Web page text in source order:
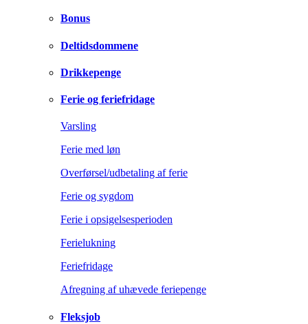
Bonus
Deltidsdommene
Drikkepenge
Ferie og feriefridage
Varsling
Ferie med løn
Overførsel/udbetaling af ferie
Ferie og sygdom
Ferie i opsigelsesperioden
Ferielukning
Feriefridage
Afregning af uhævede feriepenge
Fleksjob